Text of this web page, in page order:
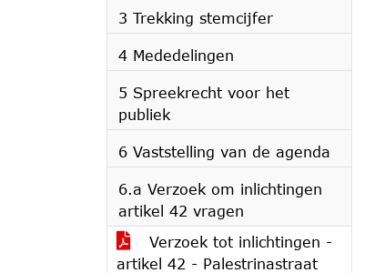
3 Trekking stemcijfer
4 Mededelingen
5 Spreekrecht voor het
publiek
6 Vaststelling van de agenda
6.a Verzoek om inlichtingen
artikel 42 vragen
Verzoek tot inlichtingen -
artikel 42 - Palestrinastraat